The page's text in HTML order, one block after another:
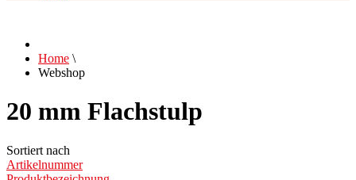
Home \
Webshop
20 mm Flachstulp
Sortiert nach
Artikelnummer